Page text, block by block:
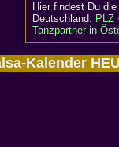
Hier findest Du
Deutschland: PLZ
Tanzpartner in
Kalender